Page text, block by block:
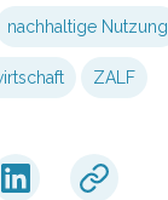
nachhaltige Nutzung
ZALF